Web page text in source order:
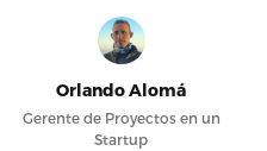
Orlando Alomá
Gerente de Proyectos en un
Startup